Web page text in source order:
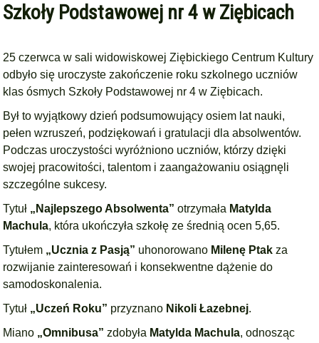
Szkoły Podstawowej nr 4 w Ziębicach
25 czerwca w sali widowiskowej Ziębickiego Centrum Kultury
odbyło się uroczyste zakończenie roku szkolnego uczniów
klas ósmych Szkoły Podstawowej nr 4 w Ziębicach.
Był to wyjątkowy dzień podsumowujący osiem lat nauki,
pełen wzruszeń, podziękowań i gratulacji dla absolwentów.
Podczas uroczystości wyróżniono uczniów, którzy dzięki
swojej pracowitości, talentom i zaangażowaniu osiągnęli
szczególne sukcesy.
Tytuł „Najlepszego Absolwenta” otrzymała Matylda
Machula, która ukończyła szkołę ze średnią ocen 5,65.
Tytułem „Ucznia z Pasją” uhonorowano Milenę Ptak za
rozwijanie zainteresowań i konsekwentne dążenie do
samodoskonalenia.
Tytuł „Uczeń Roku” przyznano Nikoli Łazebnej.
Miano „Omnibusa” zdobyła Matylda Machula, odnosząc